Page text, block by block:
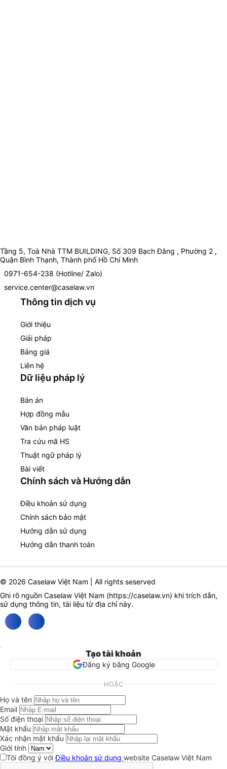
Tầng 5, Toà Nhà TTM BUILDING, Số 309 Bạch Đằng , Phường 2 ,
Quận Bình Thạnh, Thành phố Hồ Chí Minh
0971-654-238 (Hotline/ Zalo)
service.center@caselaw.vn
Thông tin dịch vụ
Giới thiệu
Giải pháp
Bảng giá
Liên hệ
Dữ liệu pháp lý
Bản án
Hợp đồng mẫu
Văn bản pháp luật
Tra cứu mã HS
Thuật ngữ pháp lý
Bài viết
Chính sách và Hướng dẫn
Điều khoản sử dụng
Chính sách bảo mật
Hướng dẫn sử dụng
Hướng dẫn thanh toán
© 2026 Caselaw Việt Nam | All rights seserved
Ghi rõ nguồn Caselaw Việt Nam (https://caselaw.vn) khi trích dẫn,
sử dụng thông tin, tài liệu từ địa chỉ này.
Tạo tài khoản
Đăng ký bằng Google
HOẶC
Họ và tên
Email
Số điện thoại
Mật khẩu
Xác nhận mật khẩu
Giới tính
Tôi đồng ý vớiĐiều khoản sử dụng website Caselaw Việt Nam